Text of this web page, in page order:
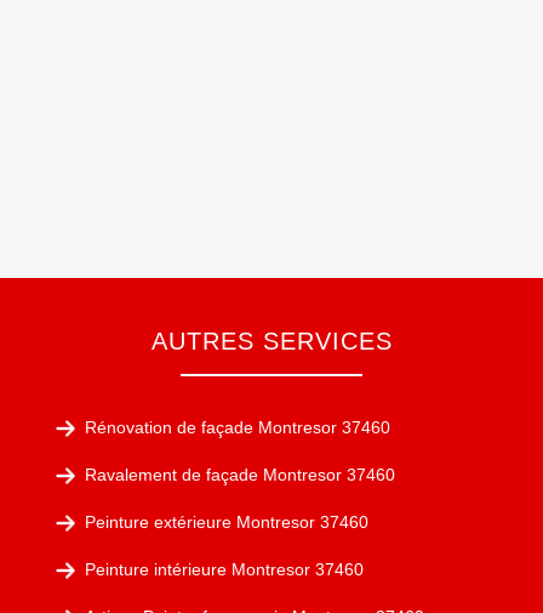
AUTRES SERVICES
Rénovation de façade Montresor 37460
Ravalement de façade Montresor 37460
Peinture extérieure Montresor 37460
Peinture intérieure Montresor 37460